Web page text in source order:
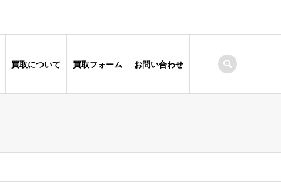
買取について 買取フォーム お問い合わせ